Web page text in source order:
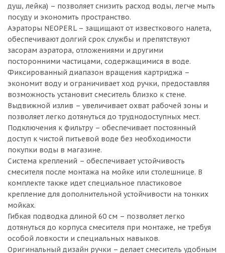
душ, лейка) – позволяет снизить расход воды, легче мыть
посуду и экономить пространство.
Аэраторы NEOPERL – защищают от известкового налета,
обеспечивают долгий срок службы и препятствуют
засорам аэратора, отложениями и другими
посторонними частицами, содержащимися в воде.
Фиксированный диапазон вращения картриджа –
экономит воду и ограничивает ход ручки, предоставляя
возможность установит смеситель близко к стене.
Выдвижной излив – увеличивает охват рабочей зоны и
позволяет легко дотянуться до труднодоступных мест.
Подключения к фильтру – обеспечивает постоянный
доступ к чистой питьевой воде без необходимости
покупки воды в магазине.
Система креплений – обеспечивает устойчивость
смесителя после монтажа на мойке или столешнице. В
комплекте также идет специальное пластиковое
крепление для дополнительной устойчивости на тонких
мойках.
Гибкая подводка длиной 60 см – позволяет легко
дотянуться до корпуса смесителя при монтаже, не требуя
особой ловкости и специальных навыков.
Оригинальный дизайн ручки – делает смеситель удобным